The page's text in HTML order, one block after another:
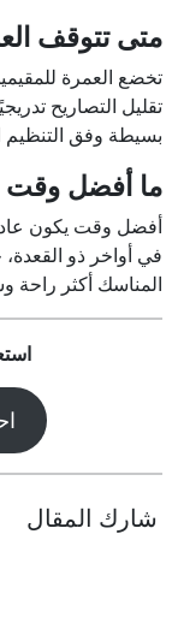
متى تتوقف
تخضع العمرة
تقليل التصاريح
بسيطة وفق
ما أفضل وقت
أفضل وقت يكون
في أواخر ذو
المناسك أكثر راحة
شارك المقال